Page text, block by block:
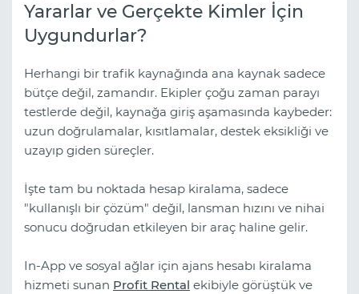
Yararlar ve Gerçekte Kimler İçin
Uygundurlar?
Herhangi bir trafik kaynağında ana kaynak sadece
bütçe değil, zamandır. Ekipler çoğu zaman parayı
testlerde değil, kaynağa giriş aşamasında kaybeder:
uzun doğrulamalar, kısıtlamalar, destek eksikliği ve
uzayıp giden süreçler.
İşte tam bu noktada hesap kiralama, sadece
"kullanışlı bir çözüm" değil, lansman hızını ve nihai
sonucu doğrudan etkileyen bir araç haline gelir.
In-App ve sosyal ağlar için ajans hesabı kiralama
hizmeti sunan Profit Rental ekibiyle görüştük ve